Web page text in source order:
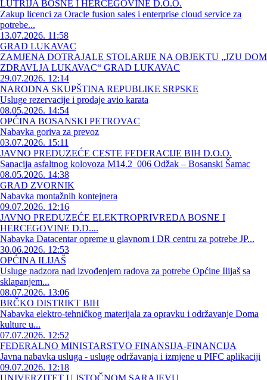
LUTRIJA BOSNE I HERCEGOVINE D.O.O.
Zakup licenci za Oracle fusion sales i enterprise cloud service za
potrebe...
13.07.2026. 11:58
GRAD LUKAVAC
ZAMJENA DOTRAJALE STOLARIJE NA OBJEKTU „JZU DOM
ZDRAVLJA LUKAVAC“ GRAD LUKAVAC
29.07.2026. 12:14
NARODNA SKUPŠTINA REPUBLIKE SRPSKE
Usluge rezervacije i prodaje avio karata
08.05.2026. 14:54
OPĆINA BOSANSKI PETROVAC
Nabavka goriva za prevoz
03.07.2026. 15:11
JAVNO PREDUZEĆE CESTE FEDERACIJE BIH D.O.O.
Sanacija asfaltnog kolovoza M14.2_006 Odžak – Bosanski Šamac
08.05.2026. 14:38
GRAD ZVORNIK
Nabavka montažnih kontejnera
09.07.2026. 12:16
JAVNO PREDUZEĆE ELEKTROPRIVREDA BOSNE I
HERCEGOVINE D.D....
Nabavka Datacentar opreme u glavnom i DR centru za potrebe JP...
30.06.2026. 12:53
OPĆINA ILIJAŠ
Usluge nadzora nad izvođenjem radova za potrebe Općine Ilijaš sa
sklapanjem...
08.07.2026. 13:06
BRČKO DISTRIKT BIH
Nabavka elektro-tehničkog materijala za opravku i održavanje Doma
kulture u...
07.07.2026. 12:52
FEDERALNO MINISTARSTVO FINANSIJA-FINANCIJA
Javna nabavka usluga - usluge održavanja i izmjene u PIFC aplikaciji
09.07.2026. 12:18